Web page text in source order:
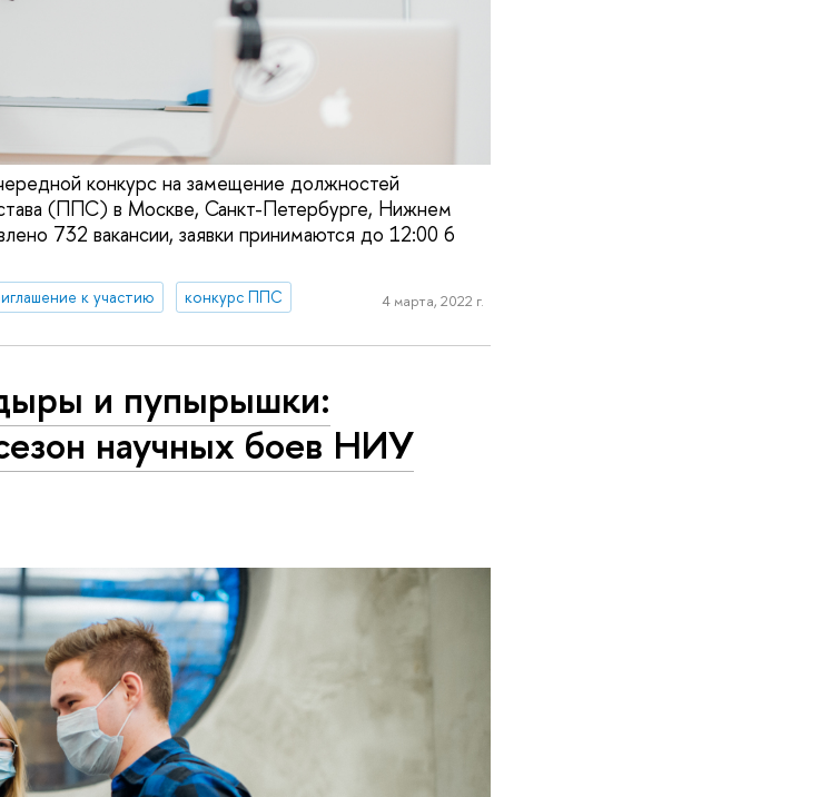
конкурс на замещение должностей
(ППС) в Москве, Санкт-Петербурге, Нижнем
732 вакансии, заявки принимаются до 12:00 6
к участию конкурс ППС 4 марта, 2022 г.
и пупырышки:
научных боев НИУ